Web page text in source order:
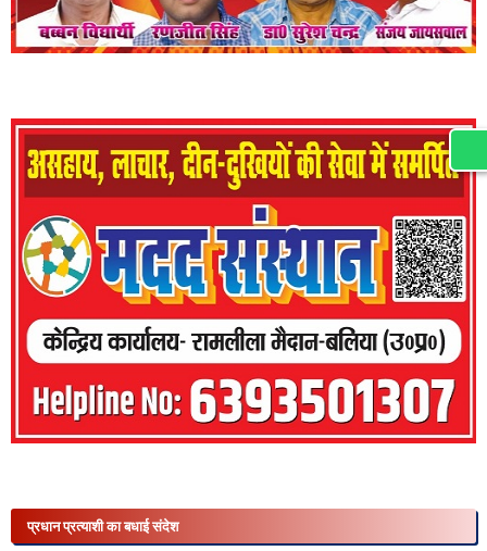
प्रधान प्रत्याशी का बधाई संदेश